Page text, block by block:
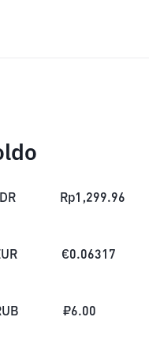
Rp1,299.96
€0.06317
₽6.00